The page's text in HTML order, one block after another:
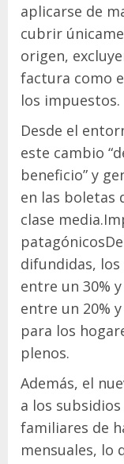
aplicarse de
cubrir
origen,
factura como
los impuestos.
Desde el
este cambio
beneficio” y
en las boletas
clase
difundidas,
entre un 30%
entre un 20%
para los
plenos.
Además, el
a los
familiares de
mensuales, lo